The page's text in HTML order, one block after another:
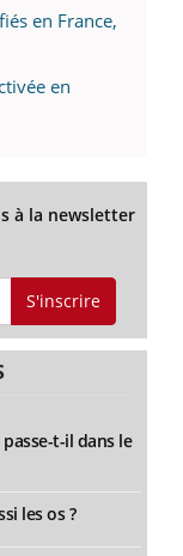
en France,
en
à la newsletter
S'inscrire
t-il dans le
les os ?